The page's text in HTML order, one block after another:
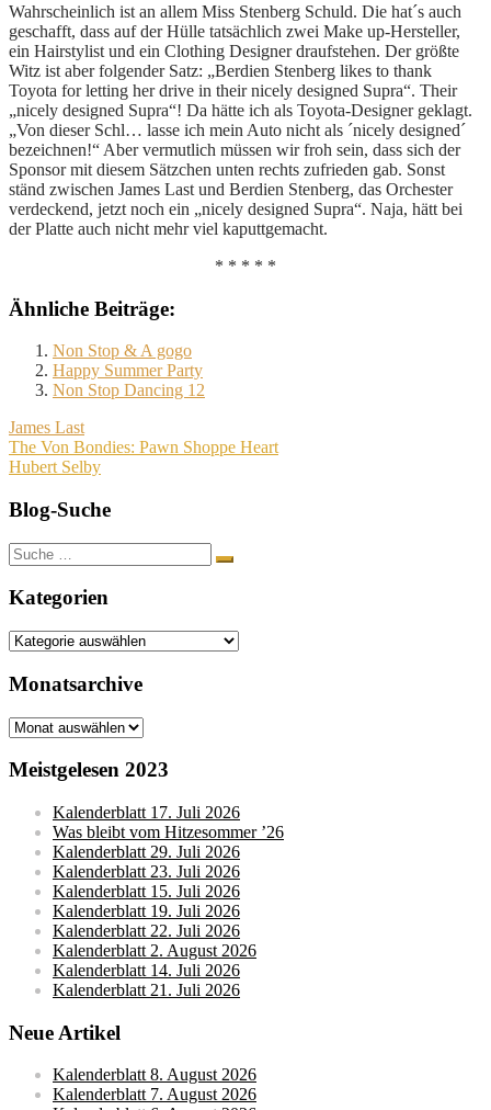
Wahrscheinlich ist an allem Miss Stenberg Schuld. Die hat´s auch
geschafft, dass auf der Hülle tatsächlich zwei Make up-Hersteller,
ein Hairstylist und ein Clothing Designer draufstehen. Der größte
Witz ist aber folgender Satz: „Berdien Stenberg likes to thank
Toyota for letting her drive in their nicely designed Supra“. Their
„nicely designed Supra“! Da hätte ich als Toyota-Designer geklagt.
„Von dieser Schl… lasse ich mein Auto nicht als ´nicely designed´
bezeichnen!“ Aber vermutlich müssen wir froh sein, dass sich der
Sponsor mit diesem Sätzchen unten rechts zufrieden gab. Sonst
ständ zwischen James Last und Berdien Stenberg, das Orchester
verdeckend, jetzt noch ein „nicely designed Supra“. Naja, hätt bei
der Platte auch nicht mehr viel kaputtgemacht.
* * * * *
Ähnliche Beiträge:
Non Stop & A gogo
Happy Summer Party
Non Stop Dancing 12
James Last
Beitragsnavigation
The Von Bondies: Pawn Shoppe Heart
Hubert Selby
Blog-Suche
Suche
nach:
Kategorien
Kategorien
Monatsarchive
Monatsarchive
Meistgelesen 2023
Kalenderblatt 17. Juli 2026
Was bleibt vom Hitzesommer ’26
Kalenderblatt 29. Juli 2026
Kalenderblatt 23. Juli 2026
Kalenderblatt 15. Juli 2026
Kalenderblatt 19. Juli 2026
Kalenderblatt 22. Juli 2026
Kalenderblatt 2. August 2026
Kalenderblatt 14. Juli 2026
Kalenderblatt 21. Juli 2026
Neue Artikel
Kalenderblatt 8. August 2026
Kalenderblatt 7. August 2026